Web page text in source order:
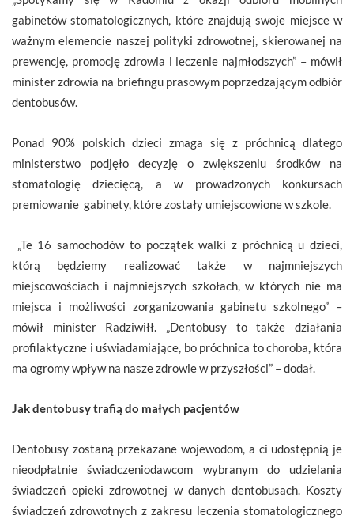
gabinetów stomatologicznych, które znajdują swoje miejsce w
ważnym elemencie naszej polityki zdrowotnej, skierowanej na
prewencję, promocję zdrowia i leczenie najmłodszych” – mówił
minister zdrowia na briefingu prasowym poprzedzającym odbiór
dentobusów.
Ponad 90% polskich dzieci zmaga się z próchnicą dlatego
ministerstwo podjęło decyzję o zwiększeniu środków na
stomatologię dziecięcą, a w prowadzonych konkursach
premiowanie gabinety, które zostały umiejscowione w szkole.
„Te 16 samochodów to początek walki z próchnicą u dzieci,
którą będziemy realizować także w najmniejszych
miejscowościach i najmniejszych szkołach, w których nie ma
miejsca i możliwości zorganizowania gabinetu szkolnego” –
mówił minister Radziwiłł. „Dentobusy to także działania
profilaktyczne i uświadamiające, bo próchnica to choroba, która
ma ogromy wpływ na nasze zdrowie w przyszłości” – dodał.
Jak dentobusy trafią do małych pacjentów
Dentobusy zostaną przekazane wojewodom, a ci udostępnią je
nieodpłatnie świadczeniodawcom wybranym do udzielania
świadczeń opieki zdrowotnej w danych dentobusach. Koszty
świadczeń zdrowotnych z zakresu leczenia stomatologicznego